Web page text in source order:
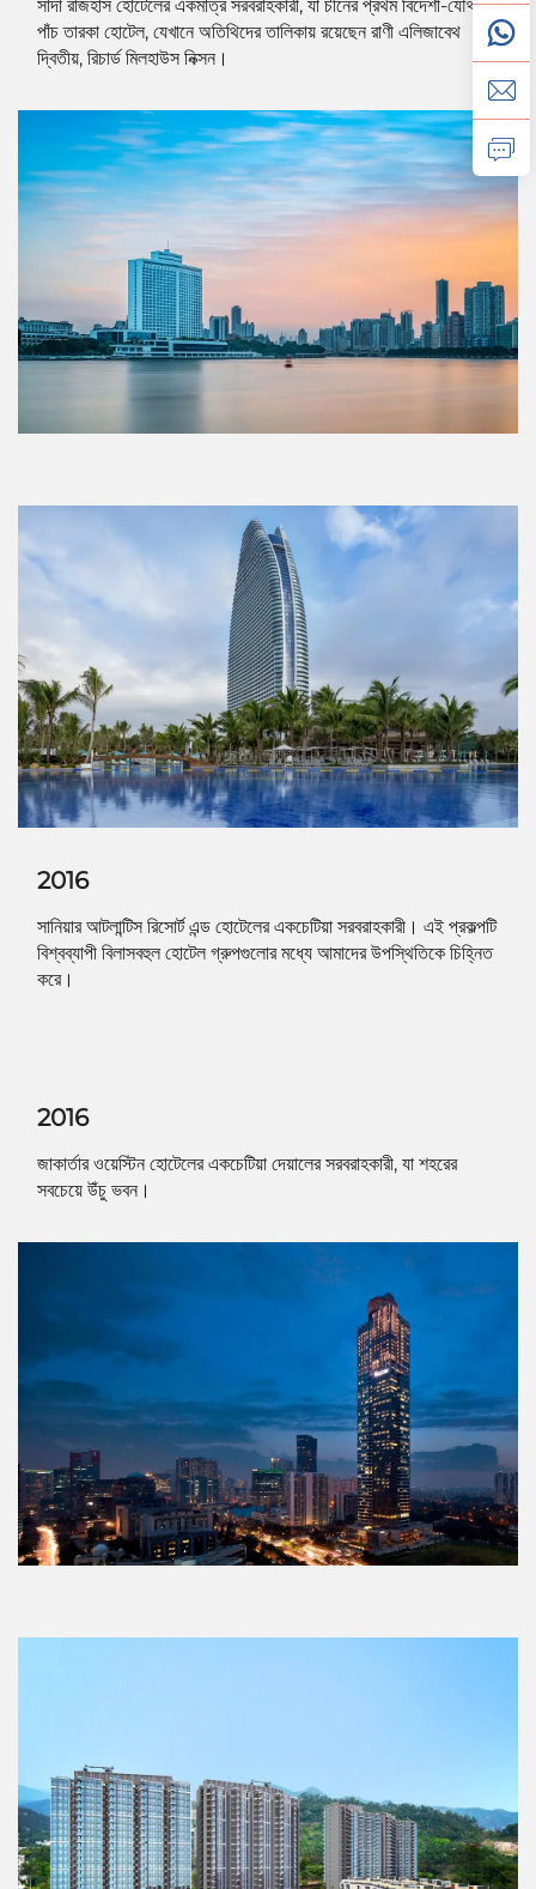
সাদা রাজহাঁস হোটেলের একমাত্র সরবরাহকারী, যা চীনের প্রথম বিদেশী-যৌথ
পাঁচ তারকা হোটেল, যেখানে অতিথিদের তালিকায় রয়েছেন রাণী এলিজাবেথ
দ্বিতীয়, রিচার্ড মিলহাউস নিক্সন।
2016
সানিয়ার আটলান্টিস রিসোর্ট এন্ড হোটেলের একচেটিয়া সরবরাহকারী। এই প্রকল্পটি
বিশ্বব্যাপী বিলাসবহুল হোটেল গ্রুপগুলোর মধ্যে আমাদের উপস্থিতিকে চিহ্নিত
করে।
2016
জাকার্তার ওয়েস্টিন হোটেলের একচেটিয়া দেয়ালের সরবরাহকারী, যা শহরের
সবচেয়ে উঁচু ভবন।